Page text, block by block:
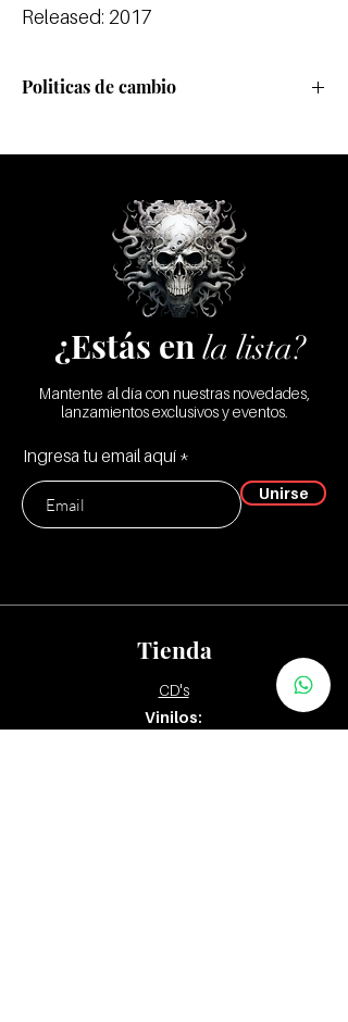
Released: 2017
Politicas de cambio
fábrica
¿Estás enla lista?
Mantente al día con nuestras novedades,
lanzamientos exclusivos y eventos.
Ingresa tu email aquí
Unirse
Tienda
CD's
Vinilos: